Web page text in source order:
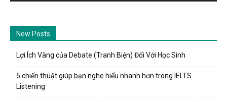
New Posts
Lợi Ích Vàng của Debate (Tranh Biện) Đối Với Học Sinh
5 chiến thuật giúp bạn nghe hiểu nhanh hơn trong IELTS
Listening